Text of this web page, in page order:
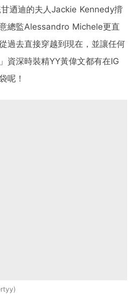
迺迪的夫人Jackie Kennedy揹
總監Alessandro Michele更直
過去直接穿越到現在，並讓任何
資深時裝精YY黃偉文都有在IG
呢！